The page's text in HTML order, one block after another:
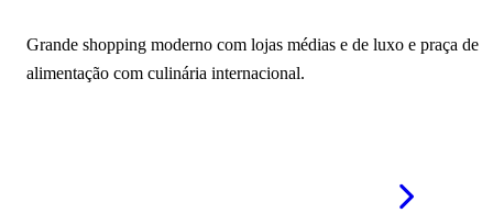
Grande shopping moderno com lojas médias e de luxo e praça de
alimentação com culinária internacional.